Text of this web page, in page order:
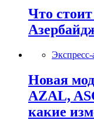
Что
Экспресс-
Новая
AZAL,
какие